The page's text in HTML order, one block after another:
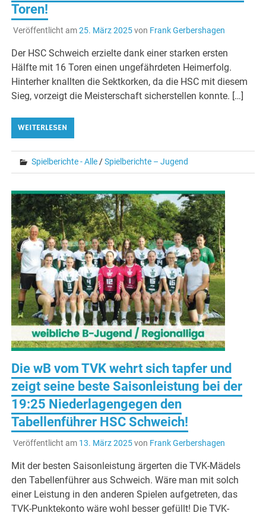
Toren!
Veröffentlicht am25. März 2025von Frank Gerbershagen
Der HSC Schweich erzielte dank einer starken ersten
Hälfte mit 16 Toren einen ungefährdeten Heimerfolg.
Hinterher knallten die Sektkorken, da die HSC mit diesem
Sieg, vorzeigt die Meisterschaft sicherstellen konnte. […]
WEITERLESEN
Spielberichte - Alle /Spielberichte – Jugend
Die wB vom TVK wehrt sich tapfer und
zeigt seine beste Saisonleistung bei der
19:25 Niederlagengegen den
Tabellenführer HSC Schweich!
Veröffentlicht am 13. März 2025von Frank Gerbershagen
Mit der besten Saisonleistung ärgerten die TVK-Mädels
den Tabellenführer aus Schweich. Wäre man mit solch
einer Leistung in den anderen Spielen aufgetreten, das
TVK-Punktekonto wäre wohl besser gefüllt! Die TVK-